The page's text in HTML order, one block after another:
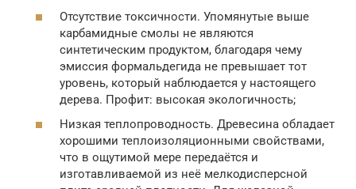
Отсутствие токсичности. Упомянутые выше
карбамидные смолы не являются
синтетическим продуктом, благодаря чему
эмиссия формальдегида не превышает тот
уровень, который наблюдается у настоящего
дерева. Профит: высокая экологичность;
Низкая теплопроводность. Древесина обладает
хорошими теплоизоляционными свойствами,
что в ощутимой мере передаётся и
изготавливаемой из неё мелкодисперсной